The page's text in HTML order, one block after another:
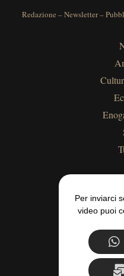
Redazione –Newsletter–
Per inviarci
video puoi